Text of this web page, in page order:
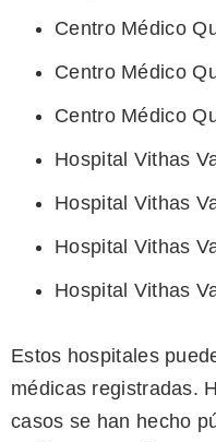
Centro Médico
Centro Médico
Centro Médico
Hospital Vithas
Hospital Vithas
Hospital Vithas
Hospital Vithas
Estos hospitales
médicas registradas.
casos se han hecho